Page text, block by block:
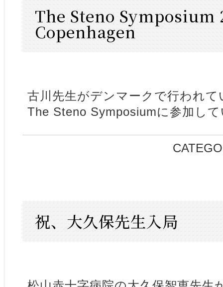
The Steno Symposium
Copenhagen
古川先生がデンマークで行われて
The Steno Symposiumに参加し
祝、大久保先生入局